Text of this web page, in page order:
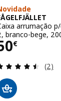
arrumação
branco-bege,
€ 50€
(2)